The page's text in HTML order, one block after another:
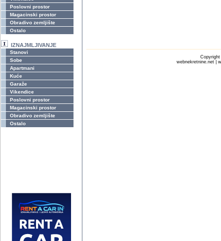
Poslovni prostor
Magacinski prostor
Obradivo zemljište
Ostalo
IZNAJMLJIVANJE
Stanovi
Sobe
Apartmani
Kuće
Garaže
Vikendice
Poslovni prostor
Magacinski prostor
Obradivo zemljište
Ostalo
webnekretnine.net |